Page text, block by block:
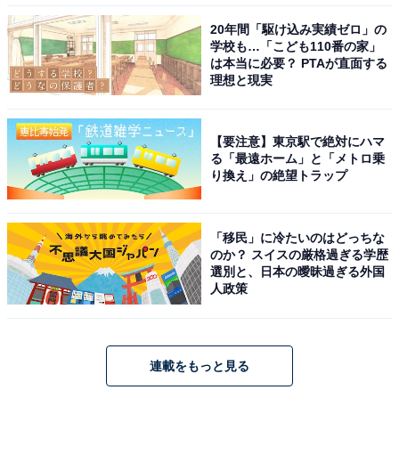
を輩出しています。総合得点では満点を獲得していま
す。
東大が11位、京大が16位にランクイン
日本の大学の順位を見ると東京大学が11位（2022年
同）、京都大学が16位（2022年15位）だったほか、東京
工業大学が20位（2022年21位）にランクインしていま
す。
＞次ページ：20位までのランキング結果を見る
20年間「駆け込み実績ゼロ」の
学校も…「こども110番の家」
は本当に必要？ PTAが直面する
理想と現実
【要注意】東京駅で絶対にハマ
る「最遠ホーム」と「メトロ乗
り換え」の絶望トラップ
「移民」に冷たいのはどっちな
のか？ スイスの厳格過ぎる学歴
選別と、日本の曖昧過ぎる外国
人政策
連載をもっと見る